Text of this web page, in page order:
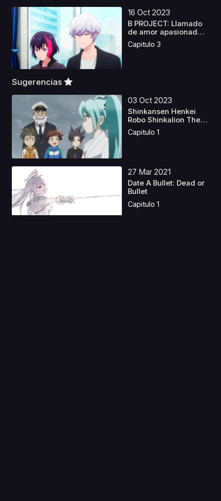
16 Oct 2023
B PROJECT: Llamado
de amor apasionado
La...
Capitulo 3
Sugerencias
03 Oct 2023
Shinkansen Henkei
Robo Shinkalion The
An...
Capitulo 1
27 Mar 2021
Date A Bullet: Dead or
Bullet
Capitulo 1